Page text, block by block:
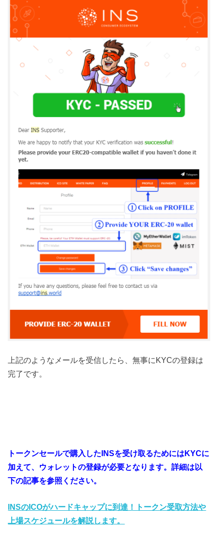
上記のようなメールを受信したら、無事にKYCの登録は
完了です。
トークンセールで購入したINSを受け取るためにはKYCに
加えて、ウォレットの登録が必要となります。詳細は以
下の記事を参照ください。
INSのICOがハードキャップに到達！トークン受取方法や
上場スケジュールを解説します。